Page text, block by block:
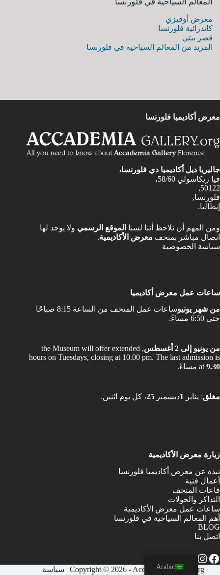
معرض أوفيزي
كاتدرائية فلورنسا
قصر بيتي
المزيد من المعالم السياحية في فلورنسا
معرض أكاديميا فلورنسا
جاليريا ديل أكاديميا دي فلورنسا،
فيا ريكاسولي 58/60،
50122,
فلورنسا,
إيطاليا.
ومن المهم أن نلاحظ أننا لسنا الموقع الرسمي ولا يوجد لها
اتصال مباشر بمتحف معرض الأكاديمية.
سياسة الخصوصية
ساعات عمل معرض أكاديميا
من شهر يونيو
ساعات عمل المتحف من الساعة 8:15 صباحًا
حتى 6:50 مساءً.
من يونيو إلى 2 أغسطس
, the Museum will offer extended
hours on Tuesdays, closing at 10.00 pm. The last admission is
at 9.30 مساءً.
مغلق: يناير 1ديسمبر 25، كل يوم اثنين.
زيارة معرض الأكاديمية
نبذة عن معرض أكاديميا فلورنسا
أعمال فنية
قاعات المتحف
التذاكر والجولات
ساعات عمل معرض الأكاديمية
أهم المعالم السياحية في فلورنسا
BLOG
اتصل بنا
Copyright © 2026 - Accademia Gallery.org |
سياسة
Arabic